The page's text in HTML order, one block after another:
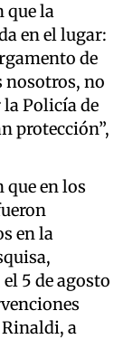
que la
en el lugar:
de
nosotros, no
Policía de
protección”,
que en los
en la
5 de agosto
a